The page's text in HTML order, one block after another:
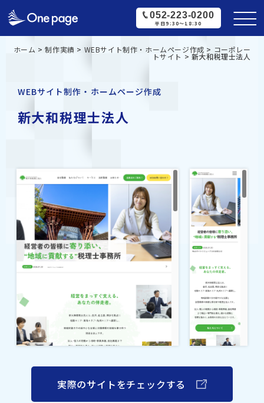
052-223-0200
平日9:30〜18:30
ホーム >制作実績 > WEBサイト制作・ホームページ作成 > コーポレー
トサイト >新大和税理士法人
WEBサイト制作・ホームページ作成
新大和税理士法人
実際のサイトをチェックする